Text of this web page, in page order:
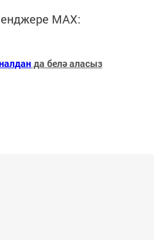
MАХ:
да белә аласыз